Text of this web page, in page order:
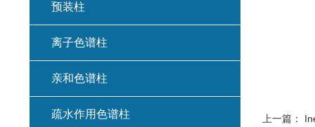
上一篇：
预装柱
离子色谱柱
亲和色谱柱
疏水作用色谱柱